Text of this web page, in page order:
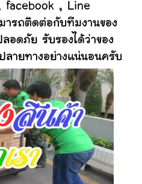
facebook , Line
ารถติดต่อกับทีมงานของ
อดภัย รับรองได้ว่าของ
ลายทางอย่างแน่นอนครับ